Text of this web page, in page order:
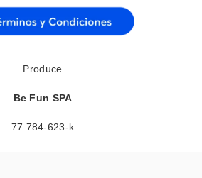
Produce
Be Fun SPA
77.784-623-k